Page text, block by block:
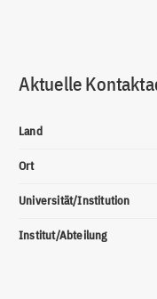
Aktuelle
Land
Ort
Universität/Institution
Institut/Abteilung